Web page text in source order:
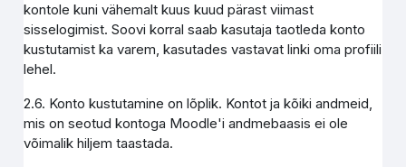
kontole kuni vähemalt kuus kuud pärast viimast
sisselogimist. Soovi korral saab kasutaja taotleda konto
kustutamist ka varem, kasutades vastavat linki oma profiili
lehel.
2.6. Konto kustutamine on lõplik. Kontot ja kõiki andmeid,
mis on seotud kontoga Moodle'i andmebaasis ei ole
võimalik hiljem taastada.